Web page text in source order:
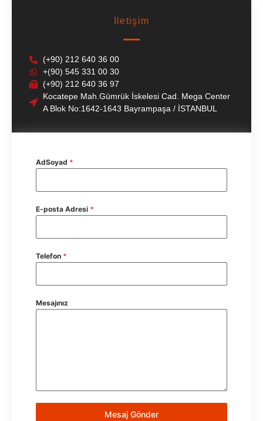
İletişim
(+90) 212 640 36 00
+(90) 545 331 00 30
(+90) 212 640 36 97
Kocatepe Mah.Gümrük İskelesi Cad. Mega Center
A Blok No:1642-1643 Bayrampaşa / İSTANBUL
AdSoyad *
E-posta Adresi *
Telefon *
Mesajınız
Mesaj Gönder